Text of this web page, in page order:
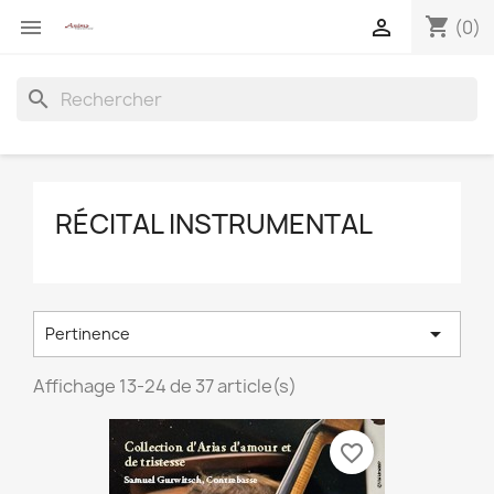
 shopping_cart (0)

search
RÉCITAL INSTRUMENTAL
Pertinence 
Affichage 13-24 de 37 article(s)
favorite_border